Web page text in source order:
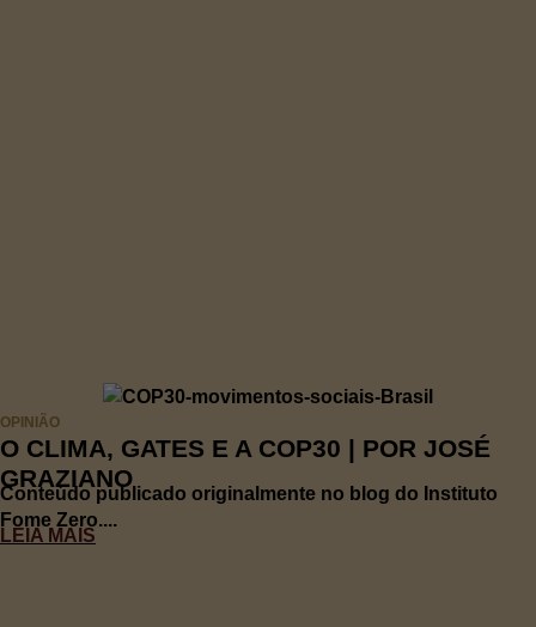
OPINIÃO
O CLIMA, GATES E A COP30 | POR JOSÉ
GRAZIANO
Conteúdo publicado originalmente no blog do Instituto
Fome Zero....
LEIA MAIS